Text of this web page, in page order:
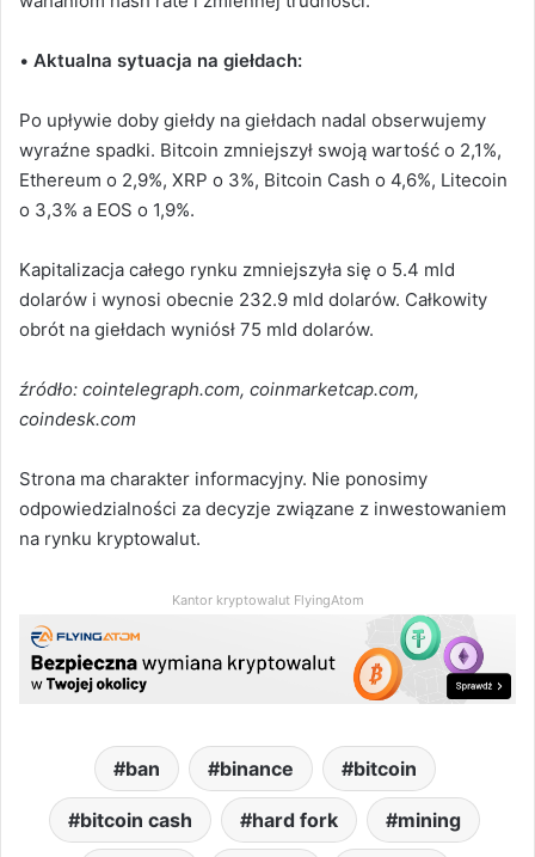
• Aktualna sytuacja na giełdach:
Po upływie doby giełdy na giełdach nadal obserwujemy
wyraźne spadki. Bitcoin zmniejszył swoją wartość o 2,1%,
Ethereum o 2,9%, XRP o 3%, Bitcoin Cash o 4,6%, Litecoin
o 3,3% a EOS o 1,9%.
Kapitalizacja całego rynku zmniejszyła się o 5.4 mld
dolarów i wynosi obecnie 232.9 mld dolarów. Całkowity
obrót na giełdach wyniósł 75 mld dolarów.
źródło: cointelegraph.com, coinmarketcap.com,
coindesk.com
Strona ma charakter informacyjny. Nie ponosimy
odpowiedzialności za decyzje związane z inwestowaniem
na rynku kryptowalut.
Kantor kryptowalut FlyingAtom
ban binance bitcoin
bitcoin cash hard fork mining